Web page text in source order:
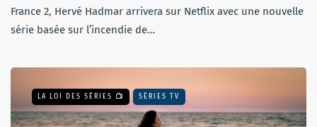
France 2, Hervé Hadmar arrivera sur Netflix avec une nouvelle
série basée sur l’incendie de…
LA LOI DES SÉRIES 📺 SÉRIES TV